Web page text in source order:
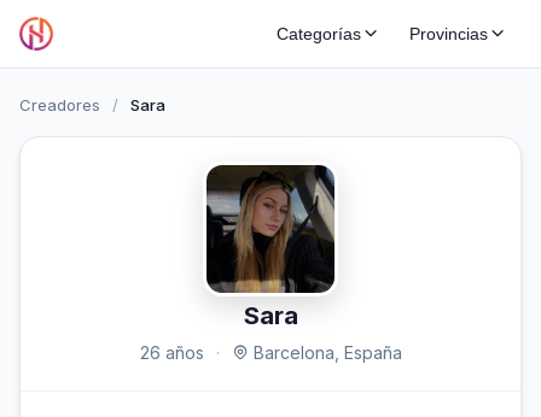
Categorías Provincias
Creadores / Sara
Sara
26 años · Barcelona, España